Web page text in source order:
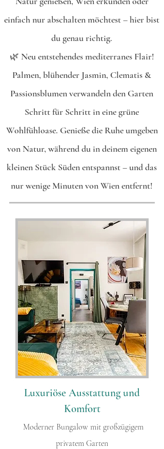
einfach nur abschalten möchtest – hier bist
du genau richtig.
🌿 Neu entstehendes mediterranes Flair!
Palmen, blühender Jasmin, Clematis &
Passionsblumen verwandeln den Garten
Schritt für Schritt in eine grüne
Wohlfühloase. Genieße die Ruhe umgeben
von Natur, während du in deinem eigenen
kleinen Stück Süden entspannst – und das
nur wenige Minuten von Wien entfernt!
Luxuriöse Ausstattung und
Komfort
Moderner Bungalow mit großzügigem
privatem Garten